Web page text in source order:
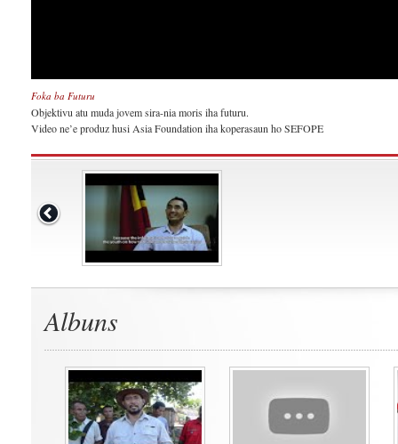
Foka ba Futuru
Objektivu atu muda jovem sira-nia moris iha futuru.
Video ne’e produz husi Asia Foundation iha koperasaun ho SEFOPE
Albuns